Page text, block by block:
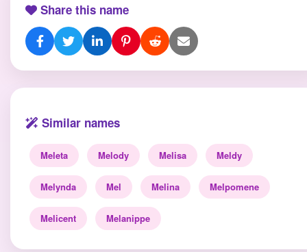
Share this name
Similar names
Meleta Melody Melisa Meldy
Melynda Mel Melina Melpomene
Melicent Melanippe